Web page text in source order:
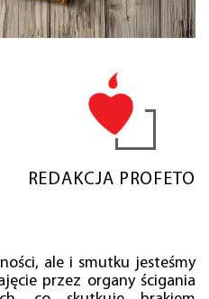
REDAKCJA PROFETO
ale i smutku jesteśmy
przez organy ścigania